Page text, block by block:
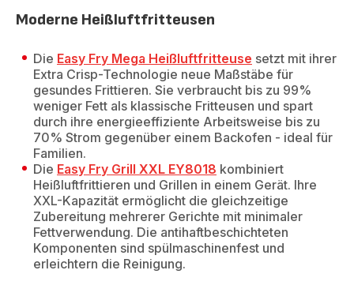
Moderne Heißluftfritteusen
Die Easy Fry Mega Heißluftfritteuse setzt mit ihrer
Extra Crisp-Technologie neue Maßstäbe für
gesundes Frittieren. Sie verbraucht bis zu 99%
weniger Fett als klassische Fritteusen und spart
durch ihre energieeffiziente Arbeitsweise bis zu
70% Strom gegenüber einem Backofen - ideal für
Familien.
Die Easy Fry Grill XXL EY8018 kombiniert
Heißluftfrittieren und Grillen in einem Gerät. Ihre
XXL-Kapazität ermöglicht die gleichzeitige
Zubereitung mehrerer Gerichte mit minimaler
Fettverwendung. Die antihaftbeschichteten
Komponenten sind spülmaschinenfest und
erleichtern die Reinigung.